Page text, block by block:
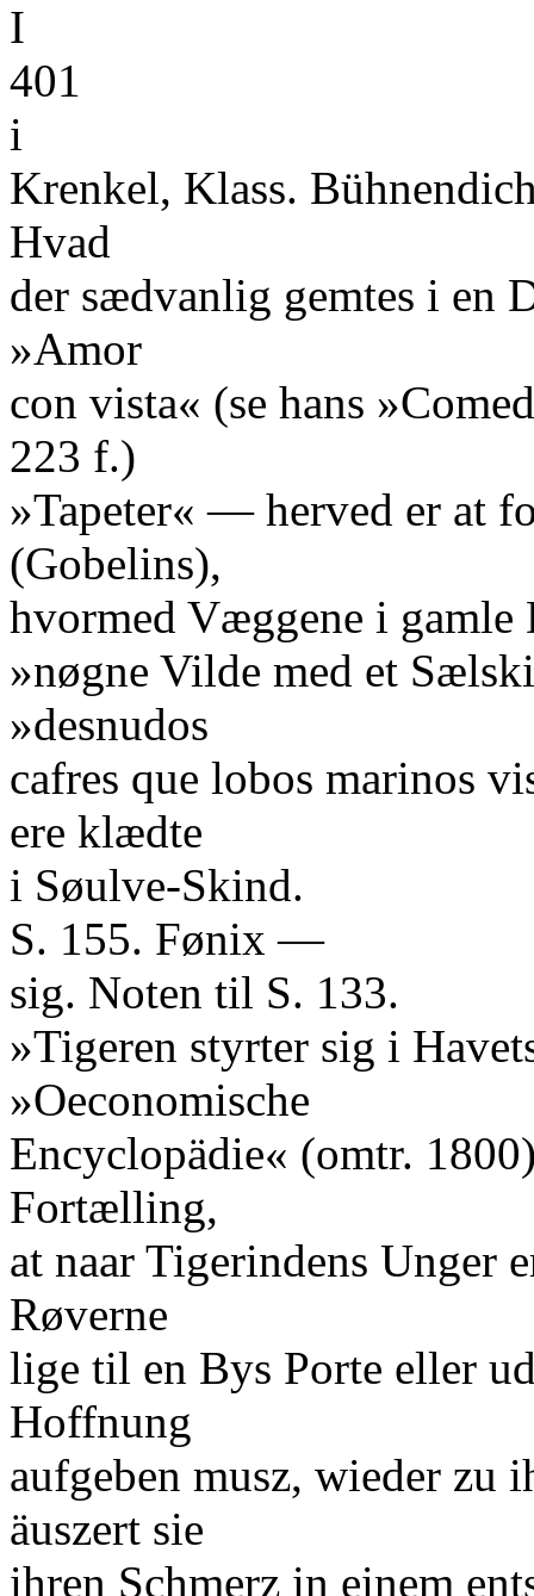
I
401
i
Krenkel, Klass.
Hvad
der sædvanlig gemtes i en
»Amor
con vista« (se hans
223 f.)
»Tapeter« — herved er at
(Gobelins),
hvormed Væggene i gamle
»nøgne Vilde med et
»desnudos
cafres que lobos marinos
ere klædte
i Søulve-Skind.
S. 155. Fønix —
sig. Noten til S. 133.
»Tigeren styrter sig i
»Oeconomische
Encyclopädie« (omtr.
Fortælling,
at naar Tigerindens Unger
Røverne
lige til en Bys Porte eller
Hoffnung
aufgeben musz, wieder zu
äuszert sie
ihren Schmerz in einem